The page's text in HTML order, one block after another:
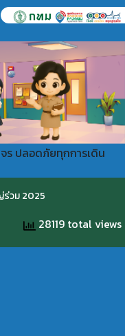
จร ปลอดภัยทุกการเดิน
ร่วม 2025
28119 total views